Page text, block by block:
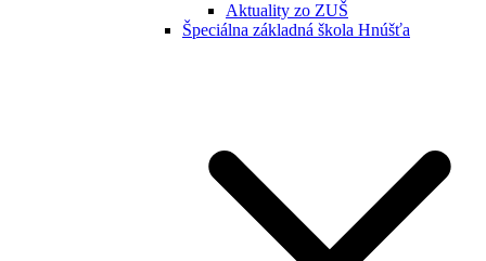
Aktuality zo ZUŠ
Špeciálna základná škola Hnúšťa